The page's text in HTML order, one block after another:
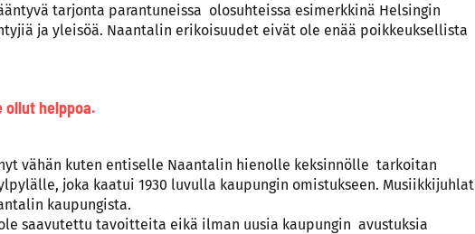
tarjonta parantuneissa olosuhteissa esimerkkinä Helsingin
ja yleisöä. Naantalin erikoisuudet eivät ole enää poikkeuksellista
ollut helppoa.
vähän kuten entiselle Naantalin hienolle keksinnölle tarkoitan
joka kaatui 1930 luvulla kaupungin omistukseen. Musiikkijuhlat
kaupungista.
saavutettu tavoitteita eikä ilman uusia kaupungin avustuksia